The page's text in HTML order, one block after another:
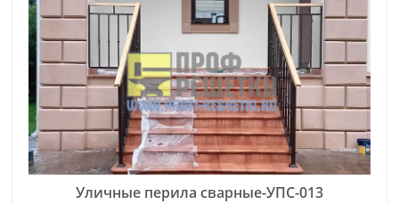
Уличные перила сварные-УПС-013